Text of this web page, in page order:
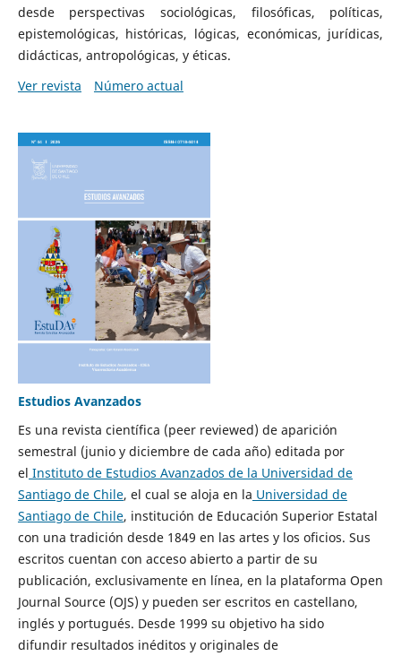
desde perspectivas sociológicas, filosóficas, políticas,
epistemológicas, históricas, lógicas, económicas, jurídicas,
didácticas, antropológicas, y éticas.
Ver revista
Número actual
Estudios Avanzados
Es una revista científica (peer reviewed) de aparición
semestral (junio y diciembre de cada año) editada por
el Instituto de Estudios Avanzados de la Universidad de
Santiago de Chile, el cual se aloja en la Universidad de
Santiago de Chile, institución de Educación Superior Estatal
con una tradición desde 1849 en las artes y los oficios. Sus
escritos cuentan con acceso abierto a partir de su
publicación, exclusivamente en línea, en la plataforma Open
Journal Source (OJS) y pueden ser escritos en castellano,
inglés y portugués. Desde 1999 su objetivo ha sido
difundir resultados inéditos y originales de